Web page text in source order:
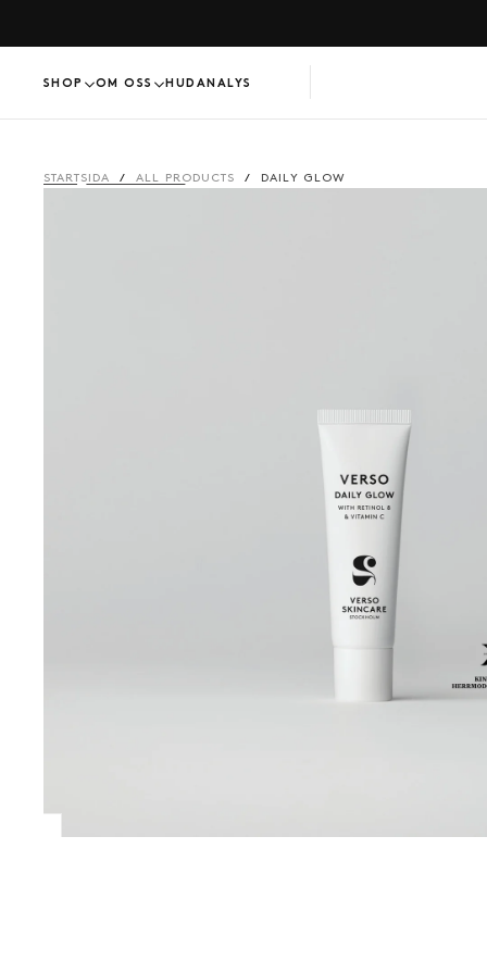
INNEHÅLL
SHOP OM OSS HUDANALYS
STARTSIDA / ALL PRODUCTS / DAILY GLOW